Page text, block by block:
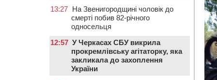
13:27 На Звенигородщині чоловік до
смерті побив 82-річного
односельця
12:57 У Черкасах СБУ викрила
прокремлівську агітаторку, яка
закликала до захоплення
України